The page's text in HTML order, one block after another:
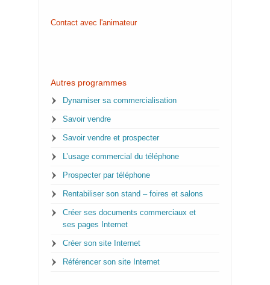
Contact avec l'animateur
Autres programmes
Dynamiser sa commercialisation
Savoir vendre
Savoir vendre et prospecter
L’usage commercial du téléphone
Prospecter par téléphone
Rentabiliser son stand – foires et salons
Créer ses documents commerciaux et
ses pages Internet
Créer son site Internet
Référencer son site Internet